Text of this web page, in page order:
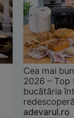
Cea mai
2026 –
bucătăria
adevarul.ro